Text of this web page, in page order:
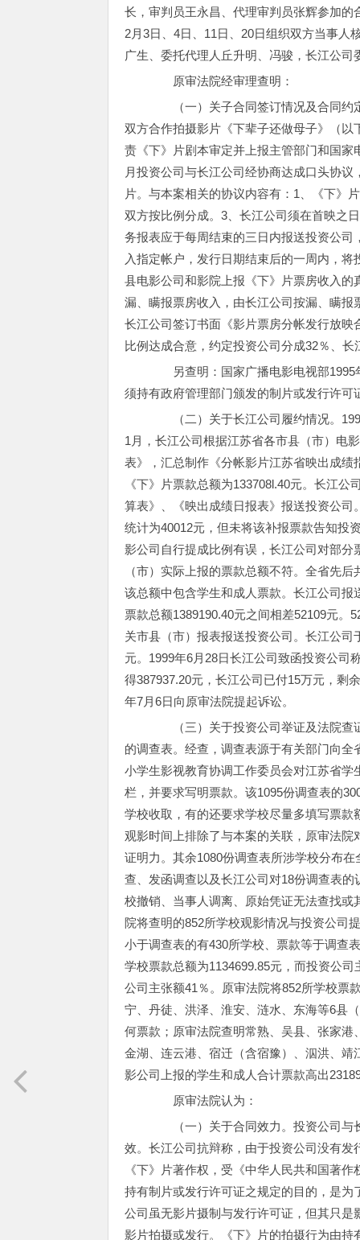
长，审判员王永昌、代理审判员张辉参加
2月3日、4日、11日、20日组织双方当事人
广生、委托代理人丘升明、冯骏，长江公
原审法院经审理查明：
（一）关子合同签订情况及合同约
双方合作拍摄影片《下辈子还做母子》（
责《下》片剧本审定并上报主管部门和国
月投资公司与长江公司经协商达成口头协
片。与本案相关的协议内容有：1、《下》
双方按比例分成。3、长江公司须在首映之
务报表应于每周结束的三日内报送投资公
入指定帐户，发行日期结束后的一周内，
县电影公司和影院上报《下》片票房收入
漏、瞒报票房收入，由长江公司按漏、瞒
长江公司签订书面《影片票房分帐发行放
比例达成合意，约定投资公司分成32％、长
另查明：国家广播电影电视部1995
须持有政府管理部门颁发的制片或发行许
（二）关于长江公司履约情况。
1月，长江公司根据江苏省各市县（市）电
表》，汇总制作《分帐影片江苏省映出成
《下》片票款总额为133708l.40元。长江
算表》、《映出成绩日报表》报送投资公
统计为40012元，但未将该补报票款告知投
影公司自行提成比例有误，长江公司对部
（市）实际上报的票款总额不符。全省先
该总额中包含学生和成人票款。长江公司
票款总额1389190.40元之间相差52109元。
关市县（市）报表报送投资公司。长江公
元。1999年6月28日长江公司致函投资公司
得387937.20元，长江公司已付15万元，剩
年7月6日向原审法院提起诉讼。
（三）关于投资公司举证及法院查
的调查表。经查，调查表源于有关部门向
小学生影视教育协调工作委员会对江苏省
栏，并要求写明票款。该1095份调查表的
学校收取，有的还要求学校尽量多填写票
观影时间上排除了与本案的关联，原审法
证明力。其余1080份调查表所涉学校分布
查、发函调查以及长江公司对18份调查表
校撤销、当事人调离、原始凭证无法查找
院将查明的852所学校观影情况与投资公司
小于调查表的有430所学校、票款等于调查
学校票款总额为1134699.85元，而投资公
公司主张额41％。原审法院将852所学校票
宁、丹徒、洪泽、淮安、涟水、东海等6县
何票款；原审法院查明常熟、吴县、张家
金湖、连云港、宿迁（含宿豫）、泅洪、
影公司上报的学生和成人合计票款高出
原审法院认为：
（一）关于合同效力。投资公司与
效。长江公司抗辩称，由于投资公司没有
《下》片著作权，受《中华人民共和国著
持有制片或发行许可证之规定的目的，是
公司虽无影片摄制与发行许可证，但其只
影片拍摄或发行。《下》片的拍摄行为由